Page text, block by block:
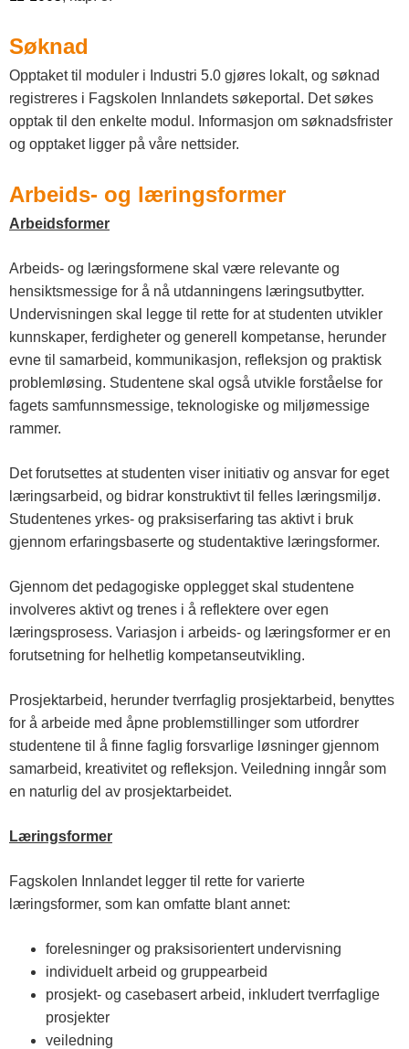
Søknad
Opptaket til moduler i Industri 5.0 gjøres lokalt, og søknad
registreres i Fagskolen Innlandets søkeportal. Det søkes
opptak til den enkelte modul. Informasjon om søknadsfrister
og opptaket ligger på våre nettsider.
Arbeids- og læringsformer
Arbeidsformer
Arbeids- og læringsformene skal være relevante og
hensiktsmessige for å nå utdanningens læringsutbytter.
Undervisningen skal legge til rette for at studenten utvikler
kunnskaper, ferdigheter og generell kompetanse, herunder
evne til samarbeid, kommunikasjon, refleksjon og praktisk
problemløsing. Studentene skal også utvikle forståelse for
fagets samfunnsmessige, teknologiske og miljømessige
rammer.
Det forutsettes at studenten viser initiativ og ansvar for eget
læringsarbeid, og bidrar konstruktivt til felles læringsmiljø.
Studentenes yrkes- og praksiserfaring tas aktivt i bruk
gjennom erfaringsbaserte og studentaktive læringsformer.
Gjennom det pedagogiske opplegget skal studentene
involveres aktivt og trenes i å reflektere over egen
læringsprosess. Variasjon i arbeids- og læringsformer er en
forutsetning for helhetlig kompetanseutvikling.
Prosjektarbeid, herunder tverrfaglig prosjektarbeid, benyttes
for å arbeide med åpne problemstillinger som utfordrer
studentene til å finne faglig forsvarlige løsninger gjennom
samarbeid, kreativitet og refleksjon. Veiledning inngår som
en naturlig del av prosjektarbeidet.
Læringsformer
Fagskolen Innlandet legger til rette for varierte
læringsformer, som kan omfatte blant annet:
forelesninger og praksisorientert undervisning
individuelt arbeid og gruppearbeid
prosjekt- og casebasert arbeid, inkludert tverrfaglige
prosjekter
veiledning